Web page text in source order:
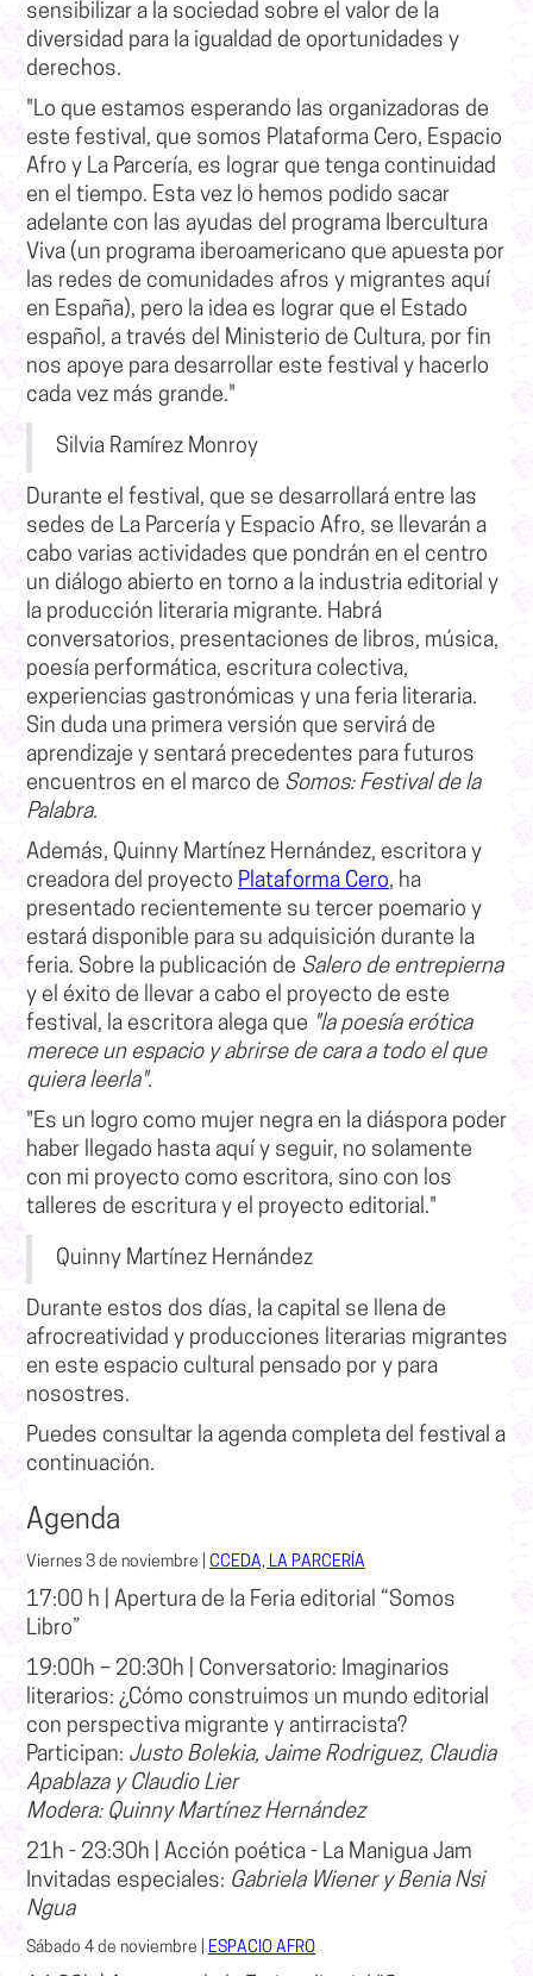
sensibilizar a la sociedad sobre el valor de la
diversidad para la igualdad de oportunidades y
derechos.
"Lo que estamos esperando las organizadoras de
este festival, que somos Plataforma Cero, Espacio
Afro y La Parcería, es lograr que tenga continuidad
en el tiempo. Esta vez lo hemos podido sacar
adelante con las ayudas del programa Ibercultura
Viva (un programa iberoamericano que apuesta por
las redes de comunidades afros y migrantes aquí
en España), pero la idea es lograr que el Estado
español, a través del Ministerio de Cultura, por fin
nos apoye para desarrollar este festival y hacerlo
cada vez más grande."
Silvia Ramírez Monroy
Durante el festival, que se desarrollará entre las
sedes de La Parcería y Espacio Afro, se llevarán a
cabo varias actividades que pondrán en el centro
un diálogo abierto en torno a la industria editorial y
la producción literaria migrante. Habrá
conversatorios, presentaciones de libros, música,
poesía performática, escritura colectiva,
experiencias gastronómicas y una feria literaria.
Sin duda una primera versión que servirá de
aprendizaje y sentará precedentes para futuros
encuentros en el marco de Somos: Festival de la
Palabra.
Además, Quinny Martínez Hernández, escritora y
creadora del proyecto Plataforma Cero, ha
presentado recientemente su tercer poemario y
estará disponible para su adquisición durante la
feria. Sobre la publicación de Salero de entrepierna
y el éxito de llevar a cabo el proyecto de este
festival, la escritora alega que "la poesía erótica
merece un espacio y abrirse de cara a todo el que
quiera leerla".
"Es un logro como mujer negra en la diáspora poder
haber llegado hasta aquí y seguir, no solamente
con mi proyecto como escritora, sino con los
talleres de escritura y el proyecto editorial."
Quinny Martínez Hernández
Durante estos dos días, la capital se llena de
afrocreatividad y producciones literarias migrantes
en este espacio cultural pensado por y para
nosostres.
Puedes consultar la agenda completa del festival a
continuación.
Agenda
Viernes 3 de noviembre CCEDA, LA PARCERÍA
17:00 h | Apertura de la Feria editorial “Somos
Libro”
19:00h – 20:30h | Conversatorio: Imaginarios
literarios: ¿Cómo construimos un mundo editorial
con perspectiva migrante y antirracista?
Participan: Justo Bolekia, Jaime Rodriguez, Claudia
Apablaza y Claudio Lier
Modera: Quinny Martínez Hernández
21h - 23:30h | Acción poética - La Manigua Jam
Invitadas especiales: Gabriela Wiener y Benia Nsi
Ngua
Sábado 4 de noviembre ESPACIO AFRO